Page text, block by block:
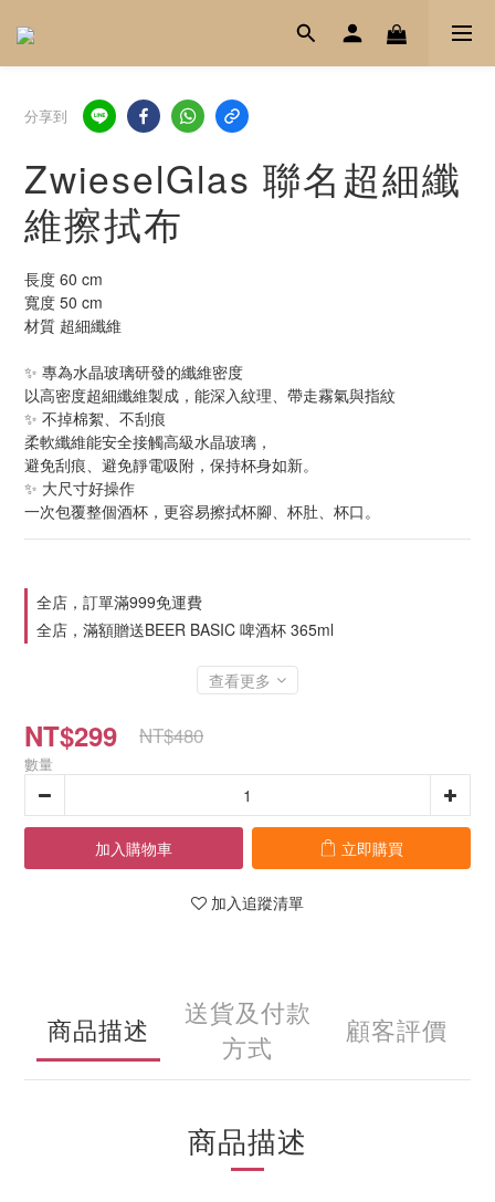
分享到
ZwieselGlas 聯名超細纖
維擦拭布
長度 60 cm
寬度 50 cm
材質 超細纖維
✨ 專為水晶玻璃研發的纖維密度
以高密度超細纖維製成，能深入紋理、帶走霧氣與指紋
✨ 不掉棉絮、不刮痕
柔軟纖維能安全接觸高級水晶玻璃，
避免刮痕、避免靜電吸附，保持杯身如新。
✨ 大尺寸好操作
一次包覆整個酒杯，更容易擦拭杯腳、杯肚、杯口。
全店，訂單滿999免運費
全店，滿額贈送BEER BASIC 啤酒杯 365ml
查看更多
NT$299 NT$480
數量
加入購物車 立即購買
加入追蹤清單
商品描述
送貨及付款
方式
顧客評價
商品描述